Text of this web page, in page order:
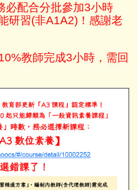
必配合分批參加3小時
研習(非A1A2)！感謝老
教師完成3小時， 需回